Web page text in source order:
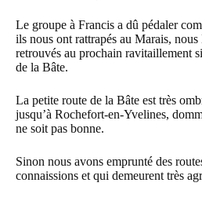
Le groupe à Francis a dû pédaler
ils nous ont rattrapés au Marais, nous
retrouvés au prochain ravitaillement
de la Bâte.
La petite route de la Bâte est très
jusqu’à Rochefort-en-Yvelines,
ne soit pas bonne.
Sinon nous avons emprunté des
connaissions et qui demeurent très